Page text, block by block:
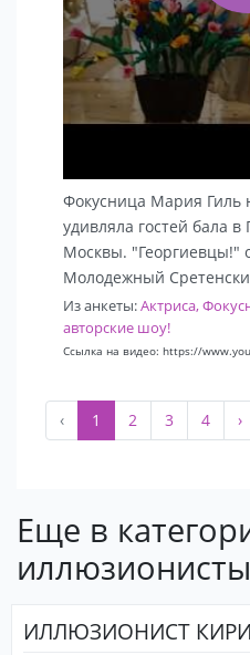
Фокусница Мария Гиль
удивляла гостей бала
Москвы. "Георгиевцы!"
Молодежный
Из анкеты:Актриса,
авторские шоу!
Ссылка на видео: https://
‹ 1 2 3 4 ›
Еще в
ИЛЛЮЗИОНИСТ